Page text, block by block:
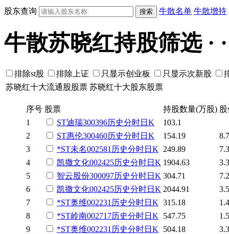
股东查询 牛散名单 牛散增持
牛散苏晓红持股筛选 · ·
排除st股 排除上证 只显示创业板 只显示次新股
苏晓红十大流通股股票 苏晓红十大股东股票
序号 股票 持股数量(万股)
1
ST迪瑞300396历史分时日K
103.1
2
ST惠伦300460历史分时日K 154.19
3
*ST未名002581 历史分时日K 249.89
4
凯撒文化002425历史分时日K 1904.63
5
智云股份300097历史分时日K 304.71
6
凯撒文化002425历史分时日K 2044.91
7
*ST奥维002231 历史分时日K 315.18
8
*ST岭南002717历史分时日K 547.75
9
*ST奥维002231 历史分时日K 504.18